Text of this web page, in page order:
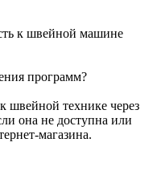
к швейной машине
программ?
швейной технике через
она не доступна или
магазина.